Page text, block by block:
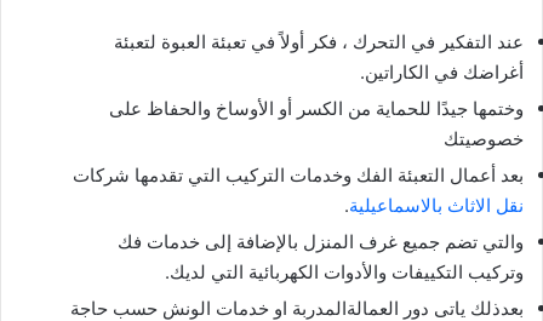
عند التفكير في التحرك ، فكر أولاً في تعبئة العبوة لتعبئة
أغراضك في الكاراتين.
وختمها جيدًا للحماية من الكسر أو الأوساخ والحفاظ على
خصوصيتك
بعد أعمال التعبئة الفك وخدمات التركيب التي تقدمها شركات
نقل الاثاث بالاسماعيلية.
والتي تضم جميع غرف المنزل بالإضافة إلى خدمات فك
وتركيب التكييفات والأدوات الكهربائية التي لديك.
بعدذلك ياتى دور العمالةالمدربة او خدمات الونش حسب حاجة